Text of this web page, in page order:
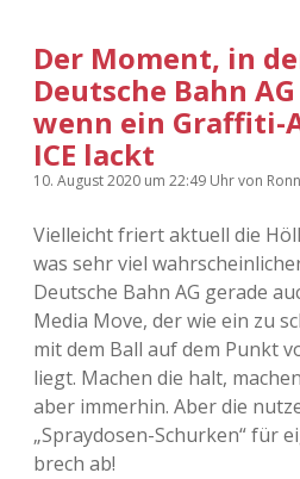
Der Moment, in
Deutsche Bahn
wenn ein
ICE lackt
10. August 2020 um 22:49 Uhrvon
Vielleicht friert aktuell die
was sehr viel
Deutsche Bahn AG gerade
Media Move, der wie ein zu
mit dem Ball auf dem Punkt
liegt. Machen die halt,
aber immerhin. Aber die
„Spraydosen-Schurken“ für
brech ab!